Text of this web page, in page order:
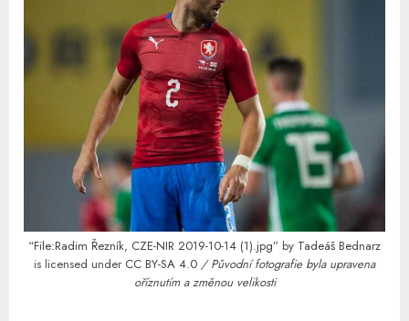
“File:Radim Řezník, CZE-NIR 2019-10-14 (1).jpg” by Tadeáš Bednarz
is licensed under CC BY-SA 4.0 / Původní fotografie byla upravena
oříznutím a změnou velikosti